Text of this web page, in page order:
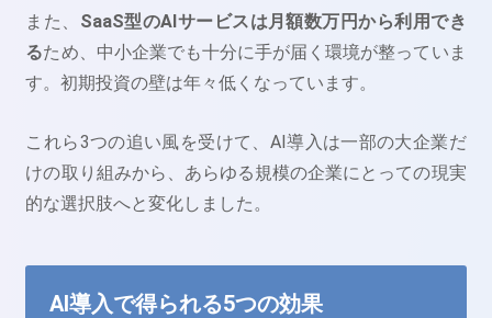
また、 SaaS型のAIサービスは月額数万円から利用でき
るため、中小企業でも十分に手が届く環境が整っていま
す。初期投資の壁は年々低くなっています。
これら3つの追い風を受けて、AI導入は一部の大企業だ
けの取り組みから、あらゆる規模の企業にとっての現実
的な選択肢へと変化しました。
AI導入で得られる5つの効果